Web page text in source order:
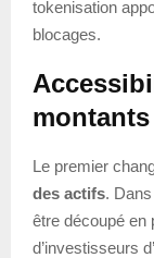
tokenisation
blocages.
Le premier
des actifs.
être découpé en
d’investisseurs